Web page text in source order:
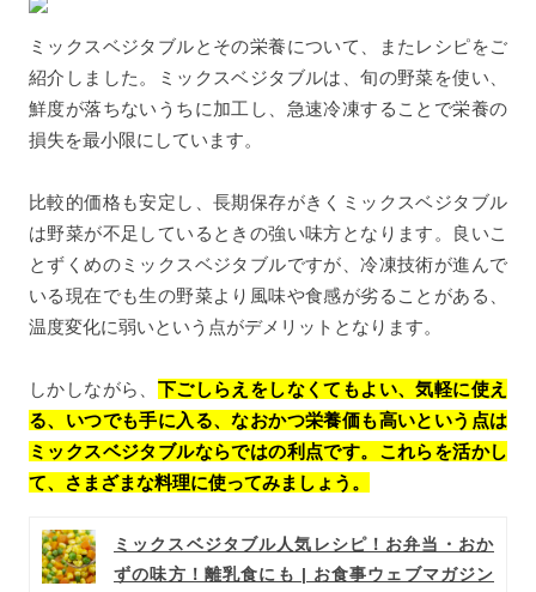
ミックスベジタブルとその栄養について、またレシピをご
紹介しました。ミックスベジタブルは、旬の野菜を使い、
鮮度が落ちないうちに加工し、急速冷凍することで栄養の
損失を最小限にしています。
比較的価格も安定し、長期保存がきくミックスベジタブル
は野菜が不足しているときの強い味方となります。良いこ
とずくめのミックスベジタブルですが、冷凍技術が進んで
いる現在でも生の野菜より風味や食感が劣ることがある、
温度変化に弱いという点がデメリットとなります。
しかしながら、 下ごしらえをしなくてもよい、気軽に使え
る、いつでも手に入る、なおかつ栄養価も高いという点は
ミックスベジタブルならではの利点です。これらを活かし
て、さまざまな料理に使ってみましょう。
ミックスベジタブル人気レシピ！お弁当・おか
ずの味方！離乳食にも | お食事ウェブマガジン